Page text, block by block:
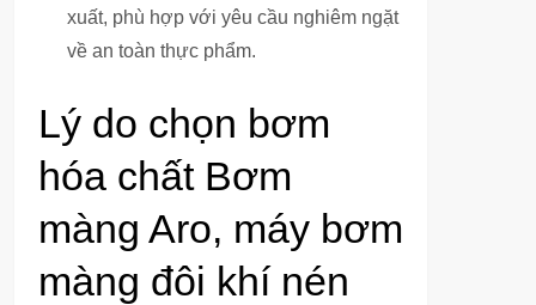
xuất, phù hợp với yêu cầu nghiêm ngặt
về an toàn thực phẩm.
Lý do chọn bơm
hóa chất Bơm
màng Aro, máy bơm
màng đôi khí nén